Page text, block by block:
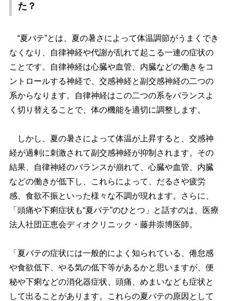
た？
“夏バテ”とは、夏の暑さによって体温調節がうまくでき
なくなり、自律神経や代謝が乱れて起こる一連の症状の
ことです。自律神経は心臓や血管、内臓などの働きをコ
ントロールする神経で、交感神経と副交感神経の二つの
系からなります。自律神経はこの二つの系をバランスよ
く切り替えることで、体の機能を適切に調整します。
しかし、夏の暑さによって体温が上昇すると、交感神
経が過剰に刺激されて副交感神経が抑制されます。その
結果、自律神経のバランスが崩れて、心臓や血管、内臓
などの働きが低下し、これらによって、だるさや疲労
感、食欲不振といった様々な不調が現れます。さらに、
「頭痛や下痢症状も“夏バテ”のひとつ」と話すのは、医療
法人社団正恵会ディオクリニック・藤井崇博医師。
「夏バテの症状には一般的によく知られている、倦怠感
食欲低下、やる気の低下等があるかと思いますが、便
秘や下痢などの消化器症状、頭痛、めまいなども症状と
して出ることがあります。これらの夏バテの原因として